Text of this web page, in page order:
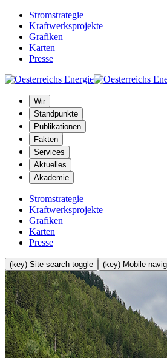
Stromstrategie
Kraftwerksprojekte
Grafiken
Karten
Presse
Wir
Standpunkte
Publikationen
Fakten
Services
Aktuelles
Akademie
Stromstrategie
Kraftwerksprojekte
Grafiken
Karten
Presse
(key) Site search toggle (key) Mobile